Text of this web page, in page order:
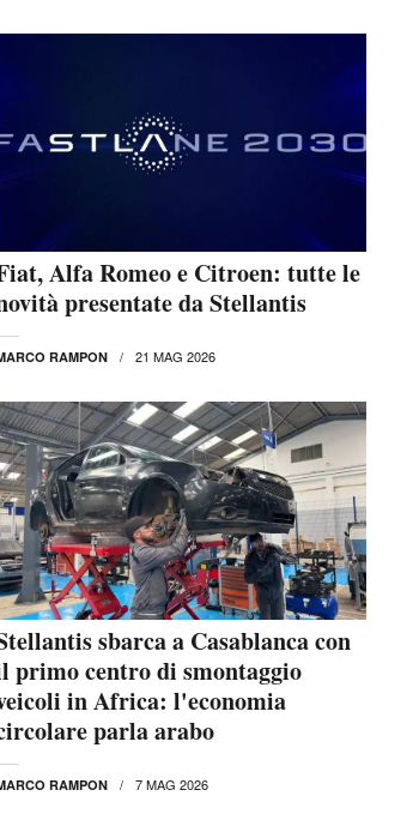
Alfa Romeo e Citroen: tutte le
presentate da Stellantis
RAMPON 21 MAG 2026
sbarca a Casablanca con
primo centro di smontaggio
in Africa: l'economia
parla arabo
RAMPON 7 MAG 2026